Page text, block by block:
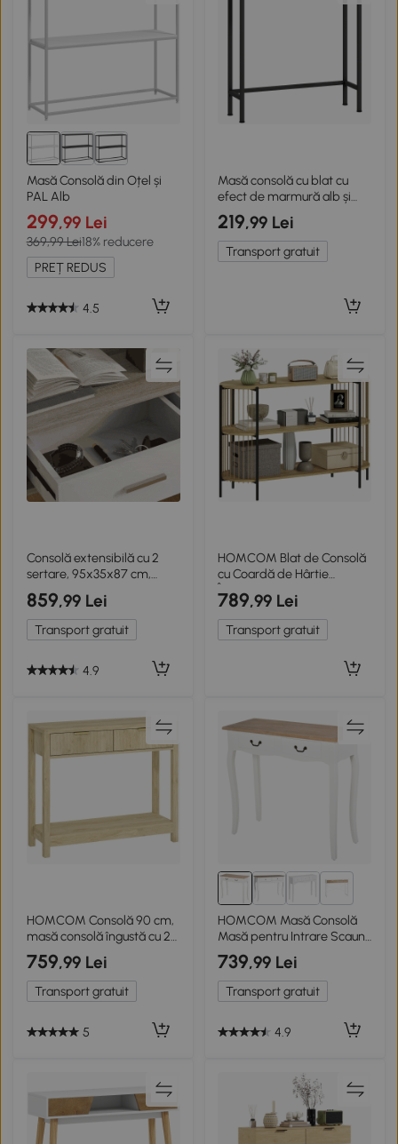
Masă Consolă din Oțel și
PAL Alb
299,99 Lei
369,99 Lei18% reducere
PREȚ REDUS
4.5
Masă consolă cu blat cu
efect de marmură alb și
negru
219,99 Lei
Transport gratuit
Consolă extensibilă cu 2
sertare, 95x35x87 cm,
stejar
859,99 Lei
Transport gratuit
4.9
HOMCOM Blat de Consolă
cu Coardă de Hârtie
Împletită Manual Cadru de
Oțel Stil Bohemian
124x43,5x80 cm Natural
789,99 Lei
Transport gratuit
HOMCOM Consolă 90 cm,
masă consolă îngustă cu 2
sertare canelate și raft, stil
modern, lemn natural
759,99 Lei
Transport gratuit
5
2+
HOMCOM Masă Consolă
Masă pentru Intrare Scaun
de Săpun 2 sertare dim.
87L x 34l x 78H cm MDF
Lemn Masiv Pin Deschis Alb
739,99 Lei
Transport gratuit
4.9